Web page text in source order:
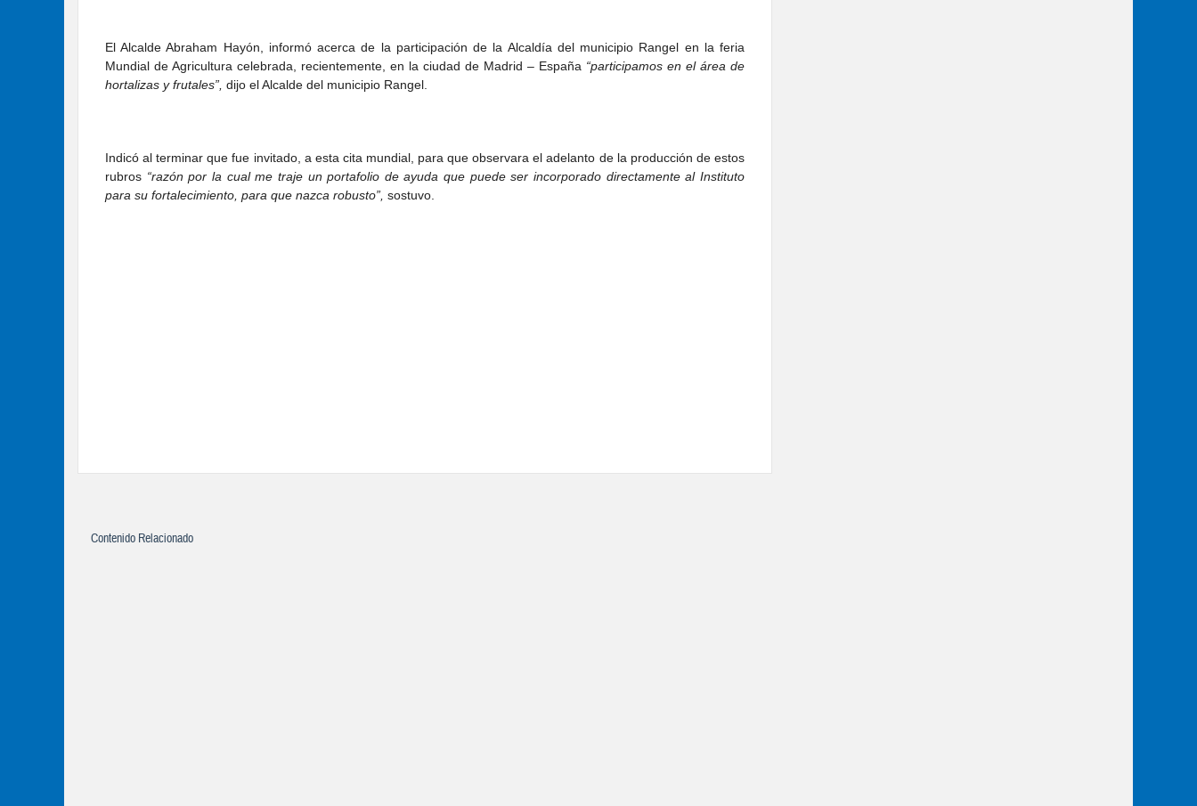
El Alcalde Abraham Hayón, informó acerca de la participación de la Alcaldía del municipio Rangel en la feria
Mundial de Agricultura celebrada, recientemente, en la ciudad de Madrid – España “participamos en el área de
hortalizas y frutales”, dijo el Alcalde del municipio Rangel.
Indicó al terminar que fue invitado, a esta cita mundial, para que observara el adelanto de la producción de estos
rubros “razón por la cual me traje un portafolio de ayuda que puede ser incorporado directamente al Instituto
para su fortalecimiento, para que nazca robusto”, sostuvo.
Contenido Relacionado